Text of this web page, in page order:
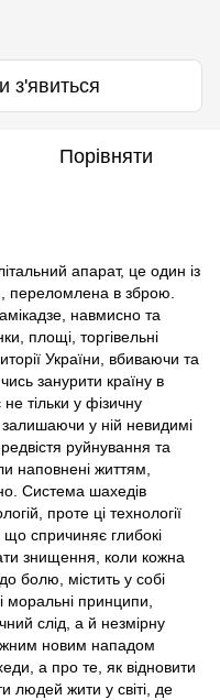
з'явиться
Порівняти
апарат, це один із
переломлена в зброю.
навмисно та
площі, торгівельні
України, вбиваючи та
занурити країну в
тільки у фізичну
залишаючи у ній невидимі
руйнування та
наповнені життям,
Система шахедів
проте ці технології
спричиняє глибокі
знищення, коли кожна
болю, містить у собі
моральні принципи,
слід, а й незмірну
новим нападом
а про те, як відновити
людей жити у світі, де